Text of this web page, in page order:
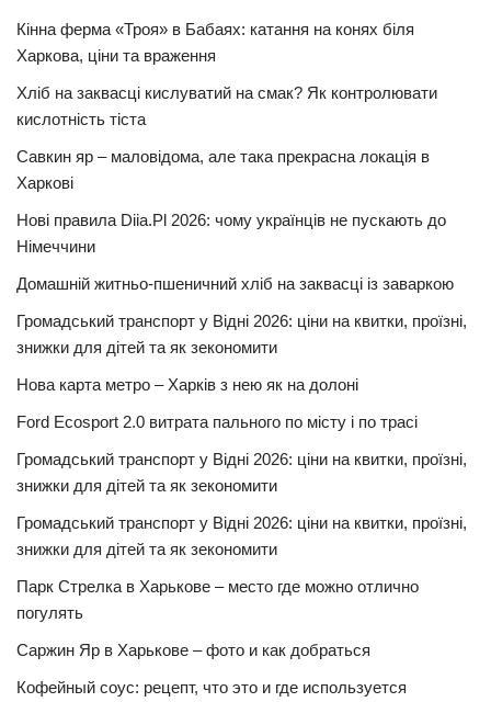
Кінна ферма «Троя» в Бабаях: катання на конях біля
Харкова, ціни та враження
Хліб на заквасці кислуватий на смак? Як контролювати
кислотність тіста
Савкин яр – маловідома, але така прекрасна локація в
Харкові
Нові правила Diia.Pl 2026: чому українців не пускають до
Німеччини
Домашній житньо-пшеничний хліб на заквасці із заваркою
Громадський транспорт у Відні 2026: ціни на квитки, проїзні,
знижки для дітей та як зекономити
Нова карта метро – Харків з нею як на долоні
Ford Ecosport 2.0 витрата пального по місту і по трасі
Громадський транспорт у Відні 2026: ціни на квитки, проїзні,
знижки для дітей та як зекономити
Громадський транспорт у Відні 2026: ціни на квитки, проїзні,
знижки для дітей та як зекономити
Парк Стрелка в Харькове – место где можно отлично
погулять
Саржин Яр в Харькове – фото и как добраться
Кофейный соус: рецепт, что это и где используется